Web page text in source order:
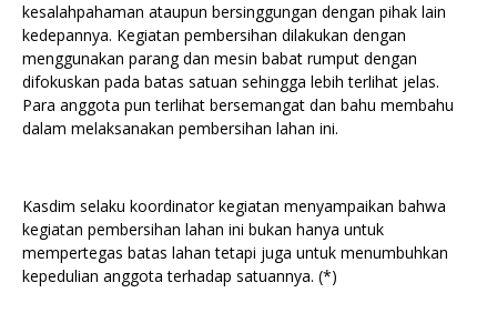
kesalahpahaman ataupun bersinggungan dengan pihak lain
kedepannya. Kegiatan pembersihan dilakukan dengan
menggunakan parang dan mesin babat rumput dengan
difokuskan pada batas satuan sehingga lebih terlihat jelas.
Para anggota pun terlihat bersemangat dan bahu membahu
dalam melaksanakan pembersihan lahan ini.
Kasdim selaku koordinator kegiatan menyampaikan bahwa
kegiatan pembersihan lahan ini bukan hanya untuk
mempertegas batas lahan tetapi juga untuk menumbuhkan
kepedulian anggota terhadap satuannya. (*)